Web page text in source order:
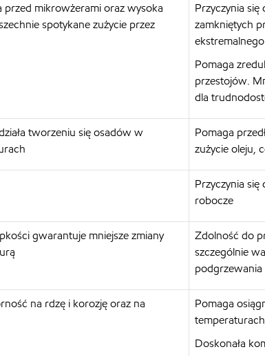
przed mikrowżerami oraz wysoka
spotykane zużycie przez
Przyczynia się
zamkniętych
Pomaga
przestojów.
dla
tworzeniu się osadów w
Pomaga
zużycie oleju,
Przyczynia
robocze
gwarantuje mniejsze zmiany
Zdolność do
szczególnie
podgrzewania
na rdzę i korozję oraz na
Pomaga
Doskonała